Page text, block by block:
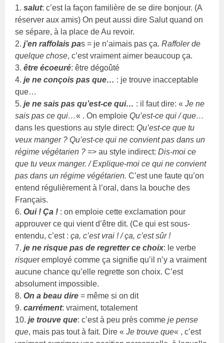
1.salut: c’est la façon familière de se dire bonjour. (A
réserver aux amis) On peut aussi dire Salut quand on
se sépare, à la place de Au revoir.
2.j’en raffolais pas = je n’aimais pas ça.Raffoler de
quelque chose, c’est vraiment aimer beaucoup ça.
3.être écoeuré: être dégoûté
4.je ne conçois pas que… : je trouve inacceptable
que…
5.je ne sais pas qu’est-ce qui… : il faut dire: «Je ne
sais pas ce qui…« . On emploieQu’est-ce qui / que…
dans les questions au style direct:Qu’est-ce que tu
veux manger ? Qu’est-ce qui ne convient pas dans un
régime végétarien ? => au style indirect:Dis-moi ce
que tu veux manger. / Explique-moi ce qui ne convient
pas dans un régime végétarien. C’est une faute qu’on
entend régulièrement à l’oral, dans la bouche des
Français.
6.Oui ! Ça ! : on emploie cette exclamation pour
approuver ce qui vient d’être dit. (Ce qui est sous-
entendu, c’est :ça, c’est vrai ! / ça, c’est sûr !
7.je ne risque pas de regretter ce choix: le verbe
risquer employé comme ça signifie qu’il n’y a vraiment
aucune chance qu’elle regrette son choix. C’est
absolument impossible.
8.On a beau dire = même si on dit
9.carrément: vraiment, totalement
10.je trouve que: c’est à peu près commeje pense
que, mais pas tout à fait. Dire «Je trouve que« , c’est